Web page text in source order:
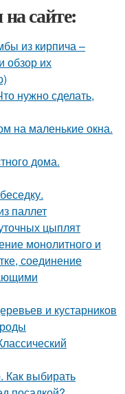
сайте:
из кирпича –
обзор их
нужно сделать,
на маленькие окна.
дома.
паллет
цыплят
монолитного и
соединение
и кустарников
Как выбирать